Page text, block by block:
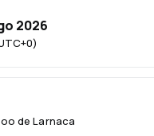
2026
de Larnaca